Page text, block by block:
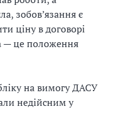
зобов’язання є
ціну в договорі
— це положення
на вимогу ДАСУ
недійсним у